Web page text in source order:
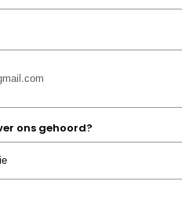
ons gehoord?